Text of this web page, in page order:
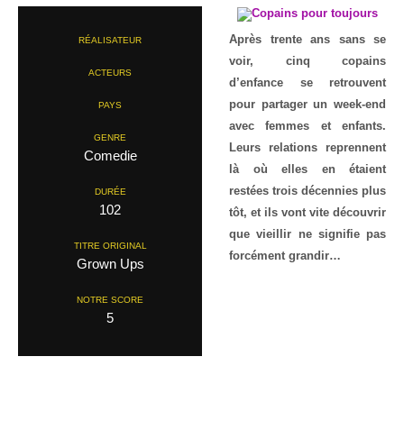
RÉALISATEUR
ACTEURS
PAYS
GENRE
Comedie
DURÉE
102
TITRE ORIGINAL
Grown Ups
NOTRE SCORE
5
Après trente ans sans se
voir, cinq copains
d’enfance se retrouvent
pour partager un week-end
avec femmes et enfants.
Leurs relations reprennent
là où elles en étaient
restées trois décennies plus
tôt, et ils vont vite découvrir
que vieillir ne signifie pas
forcément grandir…